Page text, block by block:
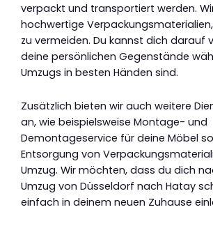
verpackt und transportiert werden.
hochwertige
zu vermeiden. Du kannst dich darauf
deine persönlichen Gegenstände
Umzugs in besten Händen sind.
Zusätzlich bieten wir auch weitere
an, wie beispielsweise Montage- und
Demontageservice für deine Möbel
Entsorgung von
Umzug. Wir möchten, dass du dich
Umzug von Düsseldorf nach Hatay
einfach in deinem neuen Zuhause